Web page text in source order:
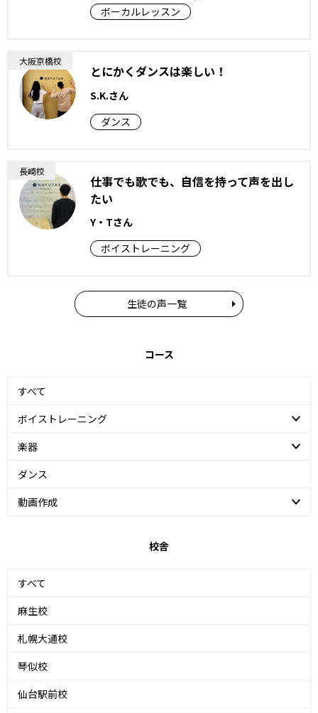
ボーカルレッスン
大阪京橋校
とにかくダンスは楽しい！
S.K.さん
ダンス
長崎校
仕事でも歌でも、自信を持って声を出し
たい
Y・Tさん
ボイストレーニング
生徒の声一覧
コース
すべて
ボイストレーニング
楽器
ダンス
動画作成
校舎
すべて
麻生校
札幌大通校
琴似校
仙台駅前校